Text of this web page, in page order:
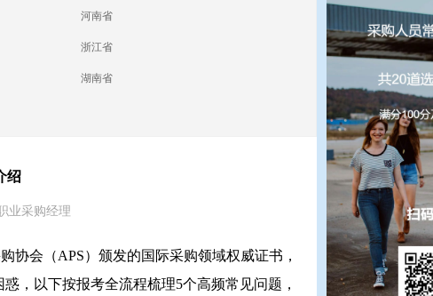
河南省
浙江省
湖南省
绍
业采购经理
协会（APS）颁发的国际采购领域权威证书，
，以下按报考全流程梳理5个高频常见问题，